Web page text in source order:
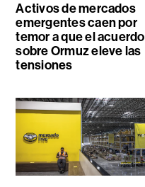
Activos de mercados
emergentes caen por
temor a que el acuerdo
sobre Ormuz eleve las
tensiones